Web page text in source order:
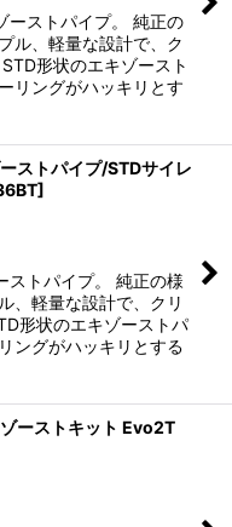
ーストパイプ。 純正の
ル、軽量な設計で、ク
形状のエキゾースト
リングがハッキリとす
トパイプ/STDサイレ
]
ストパイプ。 純正の様
、軽量な設計で、クリ
形状のエキゾーストパ
ングがハッキリとする
ーストキット Evo2T